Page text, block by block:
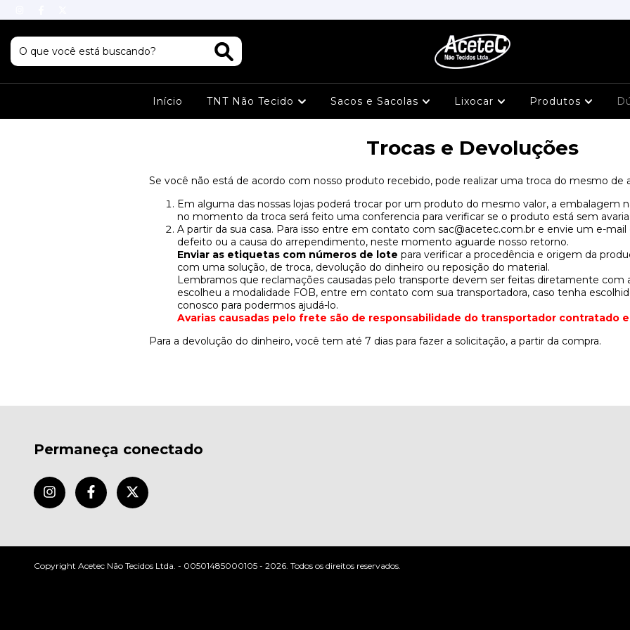
Início TNT Não Tecido Sacos e Sacolas Lixocar Produtos
Trocas e Devoluções
Se você não está de acordo com nosso produto recebido, pode realizar uma troca do mesmo de
Em alguma das nossas lojas poderá trocar por um produto do mesmo valor, a embalagem
no momento da troca será feito uma conferencia para verificar se o produto está sem avaria.
A partir da sua casa. Para isso entre em contato com sac@acetec.com.br e envie um e-
defeito ou a causa do arrependimento, neste momento aguarde nosso retorno.
Enviar as etiquetas com números de lote para verificar a procedência e origem da
com uma solução, de troca, devolução do dinheiro ou reposição do material.
Lembramos que reclamações causadas pelo transporte devem ser feitas diretamente com
escolheu a modalidade FOB, entre em contato com sua transportadora, caso tenha
conosco para podermos ajudá-lo.
Avarias causadas pelo frete são de responsabilidade do transportador contratado
Para a devolução do dinheiro, você tem até 7 dias para fazer a solicitação, a partir da compra.
Permaneça conectado
Copyright Acetec Não Tecidos Ltda. - 00501485000105 - 2026. Todos os direitos reservados.